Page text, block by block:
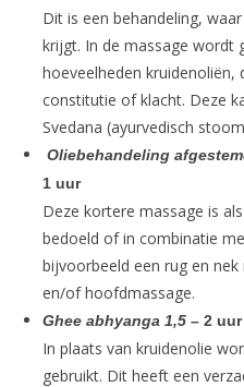
Dit is een behandeling,
krijgt. In de massage wordt
hoeveelheden
constitutie of klacht. Deze
Svedana (ayurvedisch
Oliebehandeling
1 uur
Deze kortere massage is
bedoeld of in combinatie
bijvoorbeeld een rug en
en/of hoofdmassage.
Ghee abhyanga 1,5 – 2 uur
In plaats van kruidenolie
gebruikt. Dit heeft een